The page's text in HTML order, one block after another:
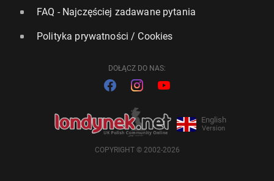
FAQ - Najczęściej zadawane pytania
Polityka prywatności / Cookies
DOŁĄCZ DO NAS:
English
Version
COPYRIGHT © 2002-2026